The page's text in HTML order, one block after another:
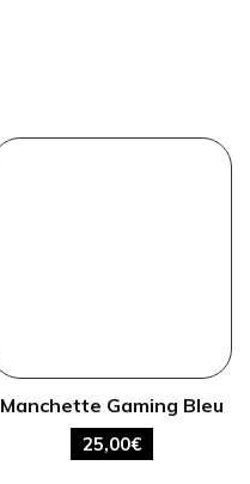
Manchette Gaming Bleu
25,00€